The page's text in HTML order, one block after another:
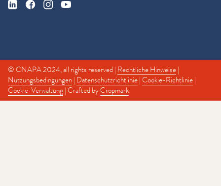
© CNAPA 2024, all rights reserved | Rechtliche Hinweise|
Nutzungsbedingungen| Datenschutzrichtlinie|Cookie-Richtlinie|
Cookie-Verwaltung| Crafted byCropmark